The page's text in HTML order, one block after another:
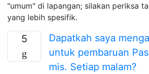
"umum" di lapangan; silakan periksa
yang lebih spesifik.
5
Dapatkah saya
untuk pembaruan
mis. Setiap malam?